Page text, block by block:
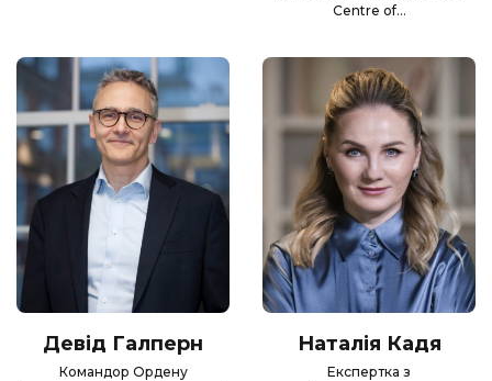
Centre of…
Девід Галперн
Командор Ордену
Наталія Кадя
Експертка з